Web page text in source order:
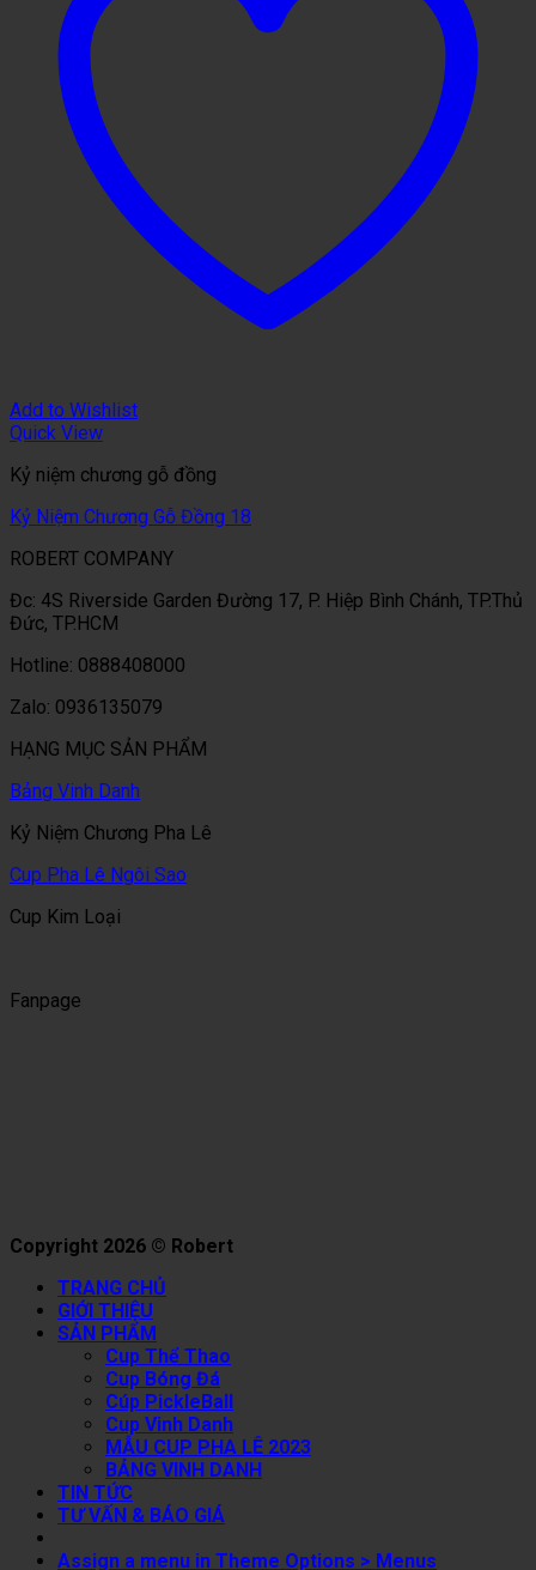
Add to Wishlist
Quick View
Kỷ niệm chương gỗ đồng
Kỷ Niệm Chương Gỗ Đồng 18
ROBERT COMPANY
Đc: 4S Riverside Garden Đường 17, P. Hiệp Bình Chánh, TP.Thủ
Đức, TP.HCM
Hotline: 0888408000
Zalo: 0936135079
HẠNG MỤC SẢN PHẨM
Bảng Vinh Danh
Kỷ Niệm Chương Pha Lê
Cup Pha Lê Ngôi Sao
Cup Kim Loại
Fanpage
Copyright 2026 © Robert
TRANG CHỦ
GIỚI THIỆU
SẢN PHẨM
Cup Thể Thao
Cup Bóng Đá
Cúp PickleBall
Cup Vinh Danh
MẪU CUP PHA LÊ 2023
BẢNG VINH DANH
TIN TỨC
TƯ VẤN & BÁO GIÁ
Assign a menu in Theme Options > Menus